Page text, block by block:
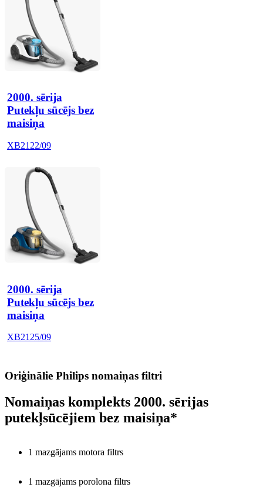
2000. sērija
Putekļu sūcējs bez
maisiņa
XB2122/09
2000. sērija
Putekļu sūcējs bez
maisiņa
XB2125/09
Oriģinālie Philips nomaiņas filtri
Nomaiņas komplekts 2000. sērijas
putekļsūcējiem bez maisiņa*
1 mazgājams motora filtrs
1 mazgājams porolona filtrs